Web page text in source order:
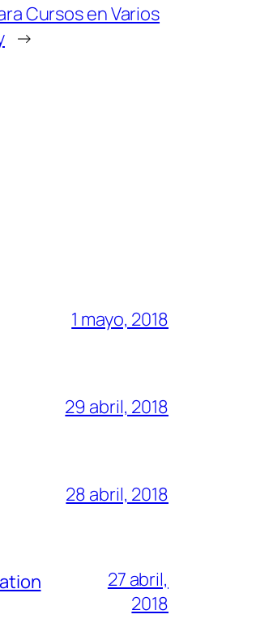
Cursos en Varios
→
1 mayo, 2018
29 abril, 2018
28 abril, 2018
27 abril,
2018